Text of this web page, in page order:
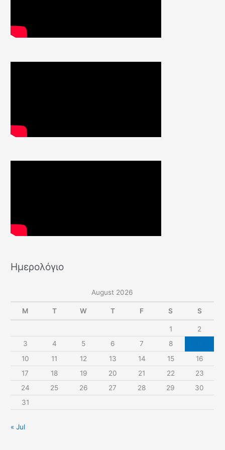
Ημερολόγιο
August 2026
M T W T F S S
1
2
3
4 5 6 7 8
10
11 12 13 14 15
16
17
18 19 20 21 22
23
24
25 26 27 28 29
30
31
« Jul